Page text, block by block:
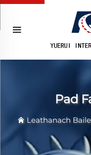
Pad
Leathanach Baile